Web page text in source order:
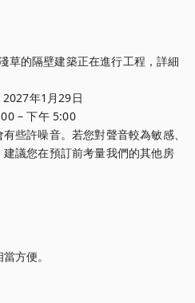
的隔壁建築正在進行工程，詳細
年1月29日
– 下午 5:00
些許噪音。若您對聲音較為敏感、
議您在預訂前考量我們的其他房
方便。